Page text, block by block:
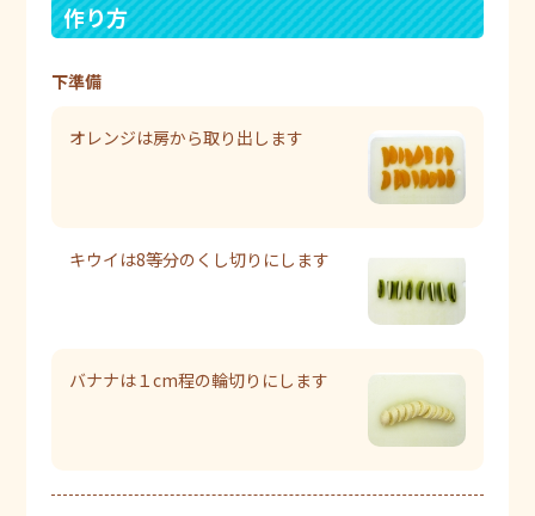
作り方
下準備
オレンジは房から取り出します
キウイは8等分のくし切りにします
バナナは１cm程の輪切りにします